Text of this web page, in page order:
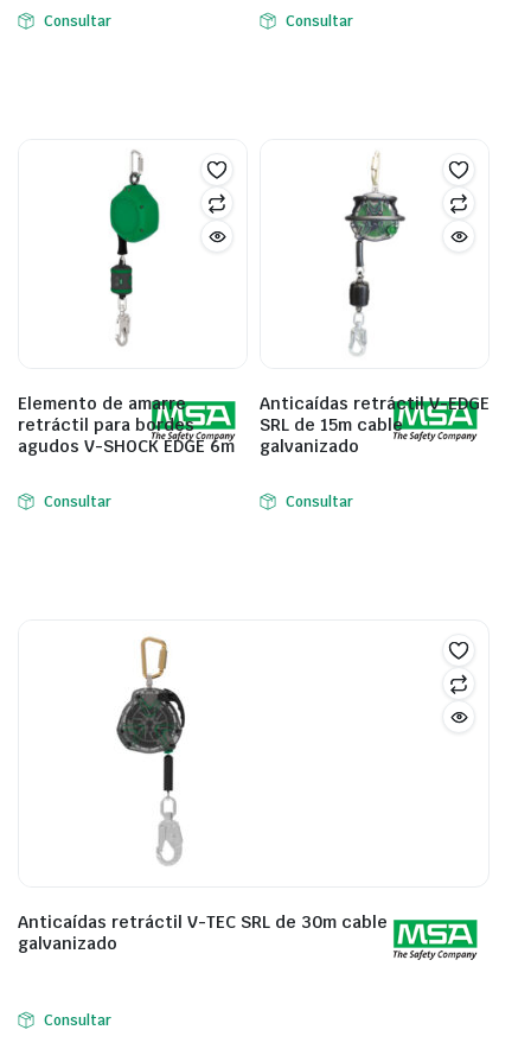
Consultar Consultar
Elemento de amarre
retráctil para bordes
agudos V-SHOCK EDGE 6m
Consultar
Anticaídas retráctil V-EDGE
SRL de 15m cable
galvanizado
Consultar
Anticaídas retráctil V-TEC SRL de 30m cable
galvanizado
Consultar